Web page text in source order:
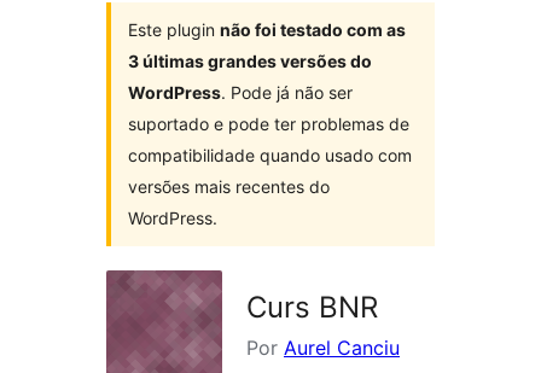
Este plugin não foi testado com as
3 últimas grandes versões do
WordPress. Pode já não ser
suportado e pode ter problemas de
compatibilidade quando usado com
versões mais recentes do
WordPress.
Curs BNR
Por Aurel Canciu